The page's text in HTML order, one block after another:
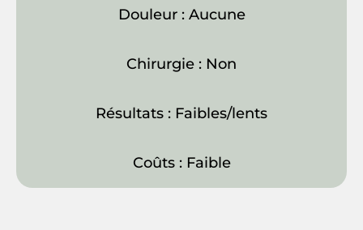
Douleur : Aucune
Chirurgie : Non
Résultats : Faibles/lents
Coûts : Faible